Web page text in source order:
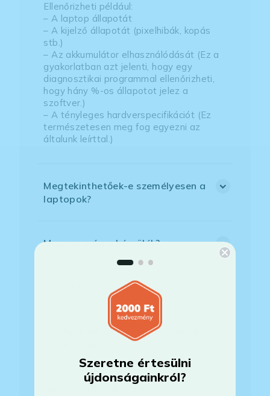
Ellenőrizheti például:
– A laptop állapotát
– A kijelző állapotát (pixelhibák, kopás
stb.)
– Az akkumulátor elhasználódását (Ez a
gyakorlatban azt jelenti, hogy egy
diagnosztikai programmal ellenőrizheti,
hogy hány %-os állapotot jelez a
szoftver.)
– A tényleges hardverspecifikációt (Ez
természetesen meg fog egyezni az
általunk leírttal.)
Megtekinthetőek-e személyesen a
laptopok?
Megvan még a készülék?
Mennyit használták a laptopot?
Az Önök által értékesített gépek
Szeretne értesülni
újdonságainkról?